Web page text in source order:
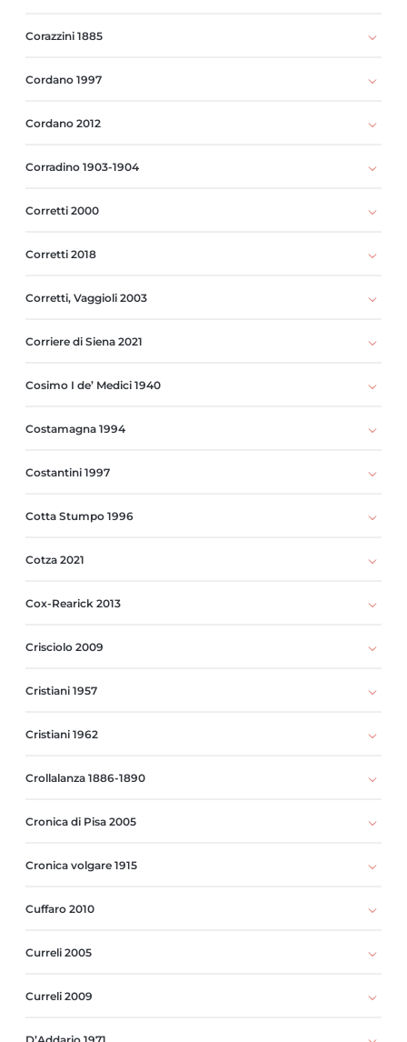
Corazzini 1885
Cordano 1997
Cordano 2012
Corradino 1903-1904
Corretti 2000
Corretti 2018
Corretti, Vaggioli 2003
Corriere di Siena 2021
Cosimo I de’ Medici 1940
Costamagna 1994
Costantini 1997
Cotta Stumpo 1996
Cotza 2021
Cox-Rearick 2013
Crisciolo 2009
Cristiani 1957
Cristiani 1962
Crollalanza 1886-1890
Cronica di Pisa 2005
Cronica volgare 1915
Cuffaro 2010
Curreli 2005
Curreli 2009